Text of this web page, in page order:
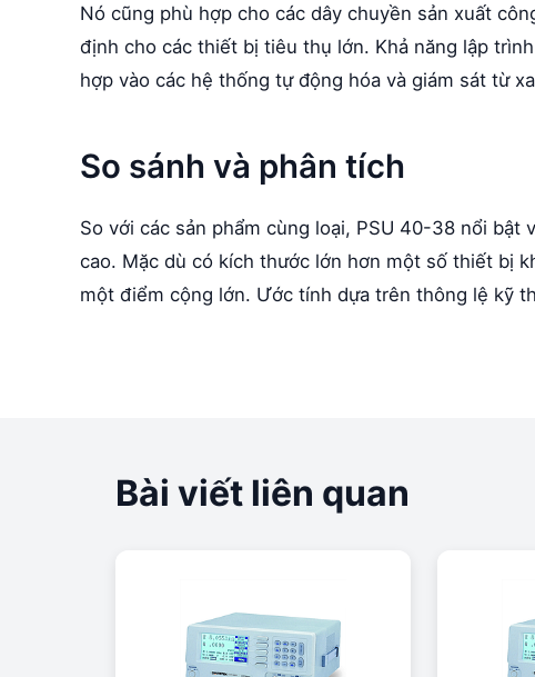
Nó cũng phù hợp cho các dây chuyền sản xuất
định cho các thiết bị tiêu thụ lớn. Khả năng lập
hợp vào các hệ thống tự động hóa và giám sát từ
So sánh và phân tích
So với các sản phẩm cùng loại, PSU 40-38 nổi
cao. Mặc dù có kích thước lớn hơn một số thiết bị
một điểm cộng lớn. Ước tính dựa trên thông lệ kỹ
Bài viết liên quan